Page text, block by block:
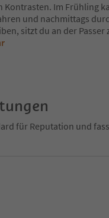
Kontrasten. Im Frühling
und nachmittags
sitzt du an der
für Reputation und